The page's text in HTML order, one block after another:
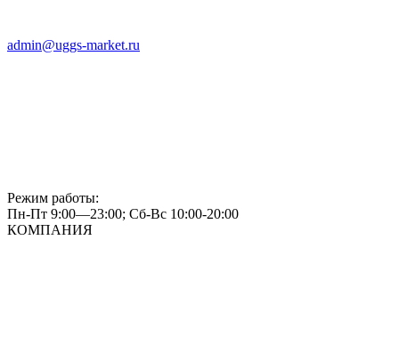
admin@uggs-market.ru
Режим работы:
Пн-Пт 9:00—23:00; Сб-Вс 10:00-20:00
КОМПАНИЯ